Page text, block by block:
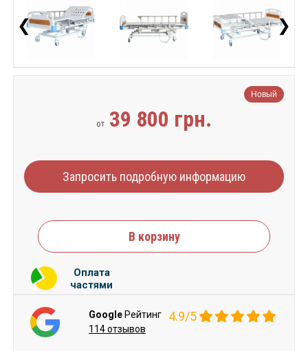
❮ ❯
Новый
от 39 800 грн.
Запросить подробную информацию
В корзину
Оплата
частями
Google Рейтинг 4.9/5
114 отзывов